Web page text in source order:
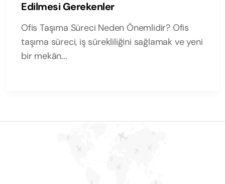
Edilmesi Gerekenler
Ofis Taşıma Süreci Neden Önemlidir? Ofis
taşıma süreci, iş sürekliliğini sağlamak ve yeni
bir mekân...